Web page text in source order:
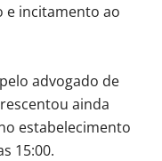
e incitamento ao
advogado de
ainda
estabelecimento
15:00.